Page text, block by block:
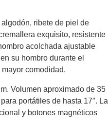
ribete de piel de
exquisito, resistente
acolchada ajustable
su hombro durante el
comodidad.
Volumen aproximado de 35
portátiles de hasta 17″. La
y botones magnéticos